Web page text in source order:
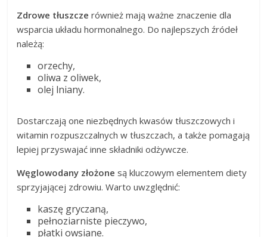
Zdrowe tłuszcze również mają ważne znaczenie dla
wsparcia układu hormonalnego. Do najlepszych źródeł
należą:
orzechy,
oliwa z oliwek,
olej lniany.
Dostarczają one niezbędnych kwasów tłuszczowych i
witamin rozpuszczalnych w tłuszczach, a także pomagają
lepiej przyswajać inne składniki odżywcze.
Węglowodany złożone są kluczowym elementem diety
sprzyjającej zdrowiu. Warto uwzględnić:
kaszę gryczaną,
pełnoziarniste pieczywo,
płatki owsiane.